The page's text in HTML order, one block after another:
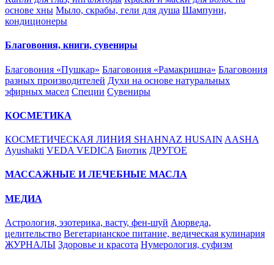
основе хны Мыло, скрабы, гели для душа Шампуни,
кондиционеры
Благовония, книги, сувениры
Благовония «Пушкар» Благовония «Рамакришна» Благовония
разных производителей Духи на основе натуральных
эфирных масел Специи Сувениры
КОСМЕТИКА
КОСМЕТИЧЕСКАЯ ЛИНИЯ SHAHNAZ HUSAIN AASHA
Ayushakti VEDA VEDICA Биотик ДРУГОЕ
МАССАЖНЫЕ И ЛЕЧЕБНЫЕ МАСЛА
МЕДИА
Астрология, эзотерика, васту, фен-шуй Аюрведа,
целительство Вегетарианское питание, ведическая кулинария
ЖУРНАЛЫ Здоровье и красота Нумерология, суфизм